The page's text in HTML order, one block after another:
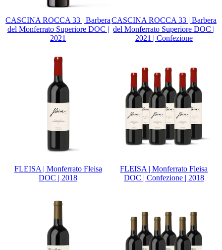
CASCINA ROCCA 33 | Barbera
del Monferrato Superiore DOC |
2021
CASCINA ROCCA 33 | Barbera
del Monferrato Superiore DOC |
2021 | Confezione
FLEISA | Monferrato Fleisa
DOC | 2018
FLEISA | Monferrato Fleisa
DOC | Confezione | 2018